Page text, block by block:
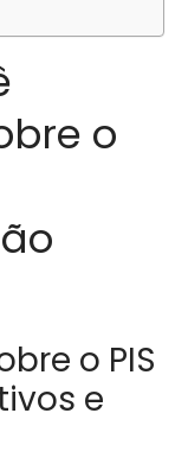
o
o PIS
e